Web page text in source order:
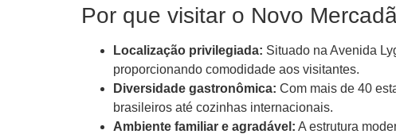
Por que visitar o Novo
Localização privilegiada: Situado na Avenida
proporcionando comodidade aos visitantes.
Diversidade gastronômica: Com mais de 40
brasileiros até cozinhas internacionais.
Ambiente familiar e agradável: A estrutura